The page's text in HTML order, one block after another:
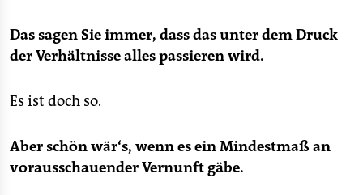
Das sagen Sie immer, dass das unter dem Druck
der Verhältnisse alles passieren wird.
Es ist doch so.
Aber schön wär‘s, wenn es ein Mindestmaß an
vorausschauender Vernunft gäbe.